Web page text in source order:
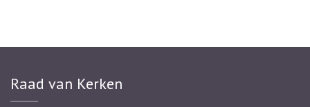
Raad van Kerken